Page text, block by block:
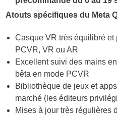
Atouts spécifiques du Meta
Casque VR très équilibré et
PCVR, VR ou AR
Excellent suivi des mains
bêta en mode PCVR
Bibliothèque de jeux et
marché (les éditeurs
Mises à jour très régulières